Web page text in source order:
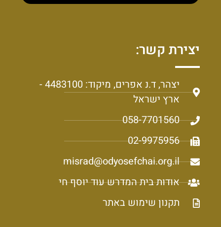
יצירת קשר:
יצהר, ד.נ אפרים, מיקוד: 4483100 -
ארץ ישראל
058-7701560
02-9975956
misrad@odyosefchai.org.il
אודות בית המדרש עוד יוסף חי
תקנון שימוש באתר